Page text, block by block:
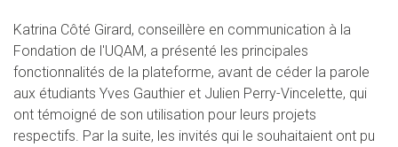
Katrina Côté Girard, conseillère en communication à la
Fondation de l'UQAM, a présenté les principales
fonctionnalités de la plateforme, avant de céder la parole
aux étudiants Yves Gauthier et Julien Perry-Vincelette, qui
ont témoigné de son utilisation pour leurs projets
respectifs. Par la suite, les invités qui le souhaitaient ont pu